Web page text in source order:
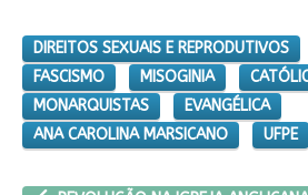
DIREITOS SEXUAIS E REPRODUTIVOS
FASCISMO
MISOGINIA
MONARQUISTAS
EVANGÉLICA
ANA CAROLINA MARSICANO
UFPE